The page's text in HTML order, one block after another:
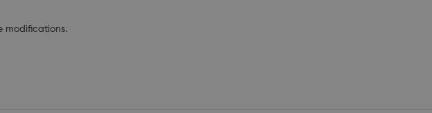
modifications.